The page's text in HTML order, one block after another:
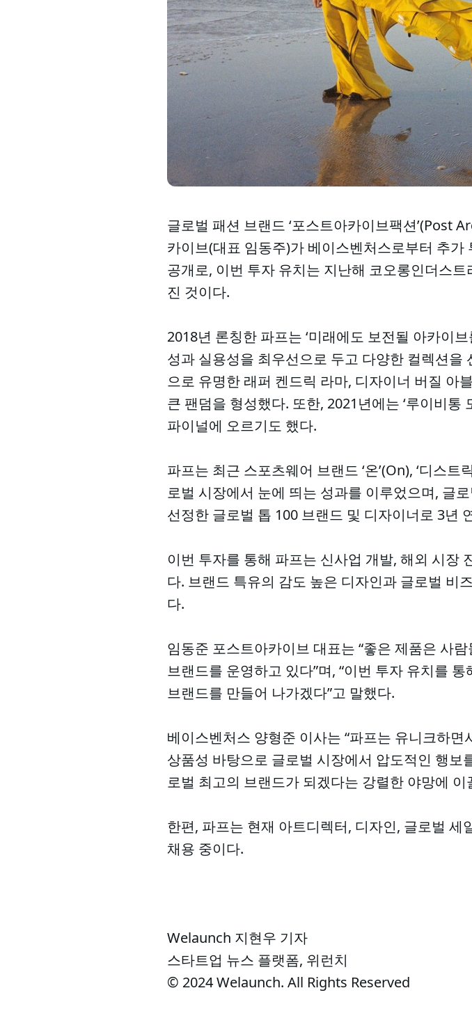
글로벌 패션 브랜드 ‘포스트아카이브팩션’(Post
카이브(대표 임동주)가 베이스벤처스로부터 추
공개로, 이번 투자 유치는 지난해 코오롱인더스
진 것이다.
2018년 론칭한 파프는 ‘미래에도 보전될 아카이
성과 실용성을 최우선으로 두고 다양한 컬렉션
으로 유명한 래퍼 켄드릭 라마, 디자이너 버질 아
큰 팬덤을 형성했다. 또한, 2021년에는 ‘루이비통
파이널에 오르기도 했다.
파프는 최근 스포츠웨어 브랜드 ‘온’(On), ‘디스
로벌 시장에서 눈에 띄는 성과를 이루었으며, 글
선정한 글로벌 톱 100 브랜드 및 디자이너로 3년
이번 투자를 통해 파프는 신사업 개발, 해외 시장
다. 브랜드 특유의 감도 높은 디자인과 글로벌 비
다.
임동준 포스트아카이브 대표는 “좋은 제품은 사
브랜드를 운영하고 있다”며, “이번 투자 유치를
브랜드를 만들어 나가겠다”고 말했다.
베이스벤처스 양형준 이사는 “파프는 유니크하
상품성 바탕으로 글로벌 시장에서 압도적인 행보
로벌 최고의 브랜드가 되겠다는 강렬한 야망에
한편, 파프는 현재 아트디렉터, 디자인, 글로벌
채용 중이다.
Welaunch 지현우 기자
스타트업 뉴스 플랫폼, 위런치
© 2024 Welaunch. All Rights Reserved